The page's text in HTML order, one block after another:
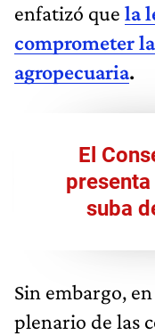
enfatizó que la
comprometer
agropecuaria.
El
suba
Sin embargo,
plenario de las